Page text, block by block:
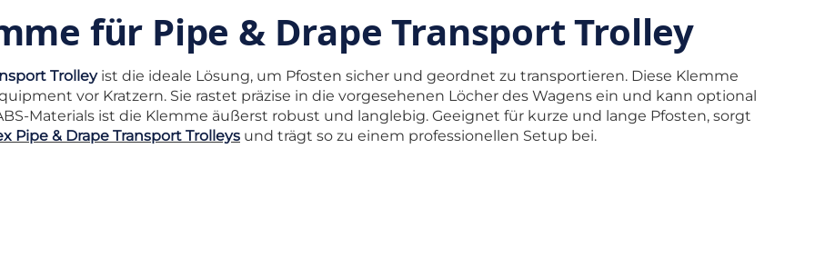
für Pipe & Drape Transport Trolley
Trolleyist die ideale Lösung, um Pfosten sicher und geordnet zu transportieren. Diese Klemme
vor Kratzern. Sie rastet präzise in die vorgesehenen Löcher des Wagens ein und kann optional
Materials ist die Klemme äußerst robust und langlebig. Geeignet für kurze und lange Pfosten, sorgt
Pipe & Drape Transport Trolleys und trägt so zu einem professionellen Setup bei.